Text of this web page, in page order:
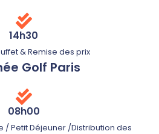
14h30
& Remise des prix
Golf Paris
08h00
/ Petit Déjeuner /Distribution des